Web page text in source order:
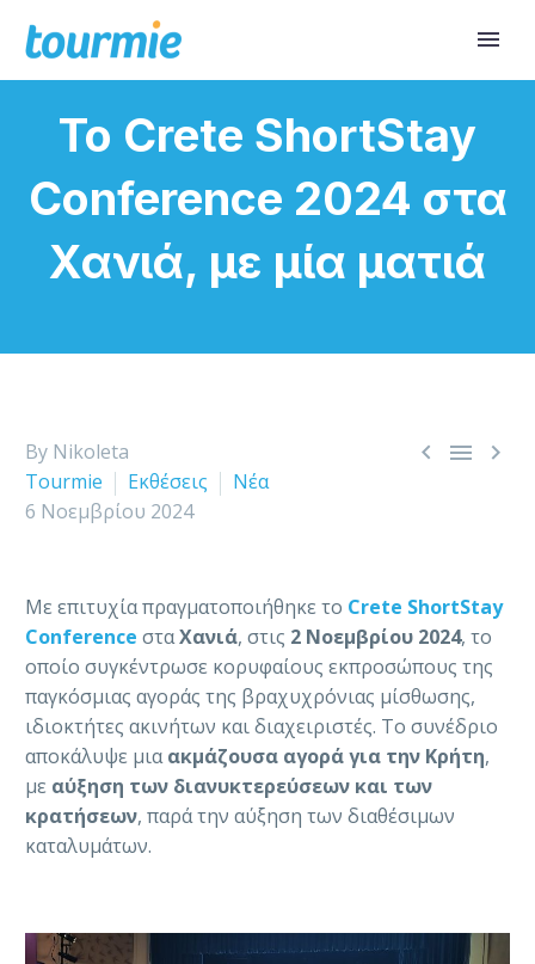
Το Crete ShortStay
Conference 2024 στα
Χανιά, με μία ματιά
  
By Nikoleta
Tourmie
Εκθέσεις
Νέα
6 Νοεμβρίου 2024
Με επιτυχία πραγματοποιήθηκε το Crete ShortStay
Conference σταΧανιά, στις 2 Νοεμβρίου 2024, το
οποίο συγκέντρωσε κορυφαίους εκπροσώπους της
παγκόσμιας αγοράς της βραχυχρόνιας μίσθωσης,
ιδιοκτήτες ακινήτων και διαχειριστές. Το συνέδριο
αποκάλυψε μιαακμάζουσα αγορά για την Κρήτη,
με αύξηση των διανυκτερεύσεων και των
κρατήσεων, παρά την αύξηση των διαθέσιμων
καταλυμάτων.